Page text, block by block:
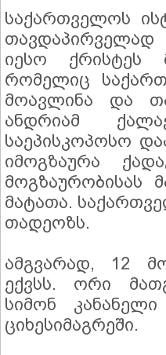
საქართველოს
თავდაპირველად
იესო ქრისტეს
რომელიც
მოავლინა და
ანდრიამ
საეპისკოპოსო
იმოგზაურა
მოგზაურობისას
მატათა.
თადეოზს.
ამგვარად, 12
ექვსს. ორი
სიმონ
ციხესიმაგრეში.